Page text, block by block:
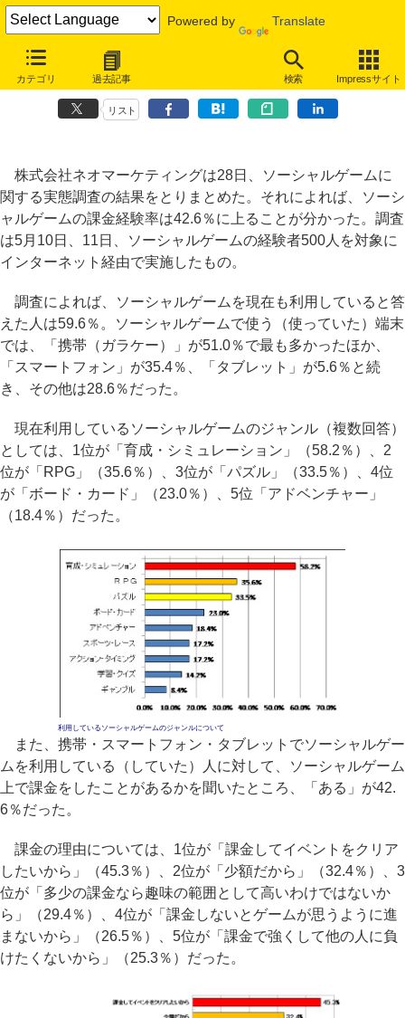
Powered by Translate
カテゴリ 過去記事 検索 Impressサイト
ソーシャルゲーム利用者の4割が課金経験、理由は「クリアしたいか
ら」が最多
リスト
株式会社ネオマーケティングは28日、ソーシャルゲームに
関する実態調査の結果をとりまとめた。それによれば、ソーシ
ャルゲームの課金経験率は42.6％に上ることが分かった。調査
は5月10日、11日、ソーシャルゲームの経験者500人を対象に
インターネット経由で実施したもの。
調査によれば、ソーシャルゲームを現在も利用していると答
えた人は59.6％。ソーシャルゲームで使う（使っていた）端末
では、「携帯（ガラケー）」が51.0％で最も多かったほか、
「スマートフォン」が35.4％、「タブレット」が5.6％と続
き、その他は28.6％だった。
現在利用しているソーシャルゲームのジャンル（複数回答）
としては、1位が「育成・シミュレーション」（58.2％）、2
位が「RPG」（35.6％）、3位が「パズル」（33.5％）、4位
が「ボード・カード」（23.0％）、5位「アドベンチャー」
（18.4％）だった。
利用しているソーシャルゲームのジャンルについて
また、携帯・スマートフォン・タブレットでソーシャルゲー
ムを利用している（していた）人に対して、ソーシャルゲーム
上で課金をしたことがあるかを聞いたところ、「ある」が42.
6％だった。
課金の理由については、1位が「課金してイベントをクリア
したいから」（45.3％）、2位が「少額だから」（32.4％）、3
位が「多少の課金なら趣味の範囲として高いわけではないか
ら」（29.4％）、4位が「課金しないとゲームが思うように進
まないから」（26.5％）、5位が「課金で強くして他の人に負
けたくないから」（25.3％）だった。